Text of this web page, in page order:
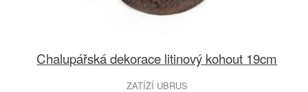
Chalupářská dekorace litinový kohout 19cm
ZATÍŽÍ UBRUS